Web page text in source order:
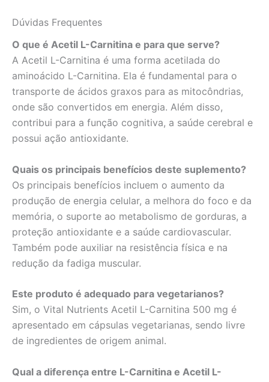
Dúvidas Frequentes
O que é Acetil L-Carnitina e para que serve?
A Acetil L-Carnitina é uma forma acetilada do
aminoácido L-Carnitina. Ela é fundamental para o
transporte de ácidos graxos para as mitocôndrias,
onde são convertidos em energia. Além disso,
contribui para a função cognitiva, a saúde cerebral e
possui ação antioxidante.
Quais os principais benefícios deste suplemento?
Os principais benefícios incluem o aumento da
produção de energia celular, a melhora do foco e da
memória, o suporte ao metabolismo de gorduras, a
proteção antioxidante e a saúde cardiovascular.
Também pode auxiliar na resistência física e na
redução da fadiga muscular.
Este produto é adequado para vegetarianos?
Sim, o Vital Nutrients Acetil L-Carnitina 500 mg é
apresentado em cápsulas vegetarianas, sendo livre
de ingredientes de origem animal.
Qual a diferença entre L-Carnitina e Acetil L-